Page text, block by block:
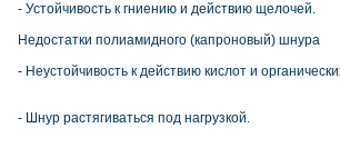
- Устойчивость к гниению и действию щелочей.
Недостатки полиамидного (капроновый) шнура
- Неустойчивость к действию кислот и
- Шнур растягиваться под нагрузкой.